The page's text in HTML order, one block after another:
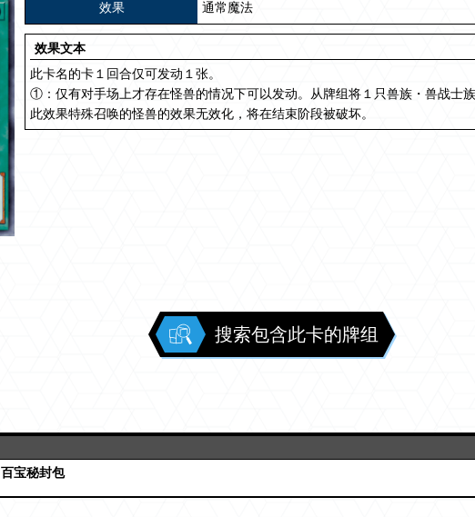
效果 通常魔法
效果文本
此卡名的卡１回合仅可发动１张。
①：仅有对手场上才存在怪兽的情况下可以发动。从牌组将１只兽族・兽战士
此效果特殊召唤的怪兽的效果无效化，将在结束阶段被破坏。
搜索包含此卡的牌组
百宝秘封包